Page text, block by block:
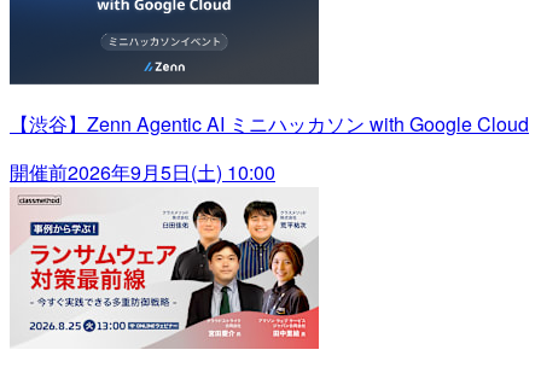
【渋谷】Zenn Agentic AI ミニハッカソン with Google Cloud
開催前2026年9月5日(土) 10:00